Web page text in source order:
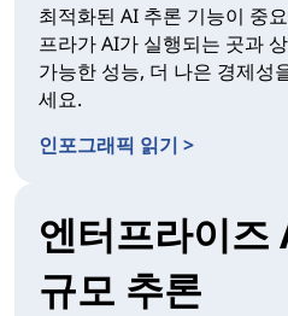
최적화된 AI 추론 기능이 중
프라가 AI가 실행되는 곳과
가능한 성능, 더 나은 경제성
세요.
인포그래픽 읽기 >
엔터프라이즈
규모 추론